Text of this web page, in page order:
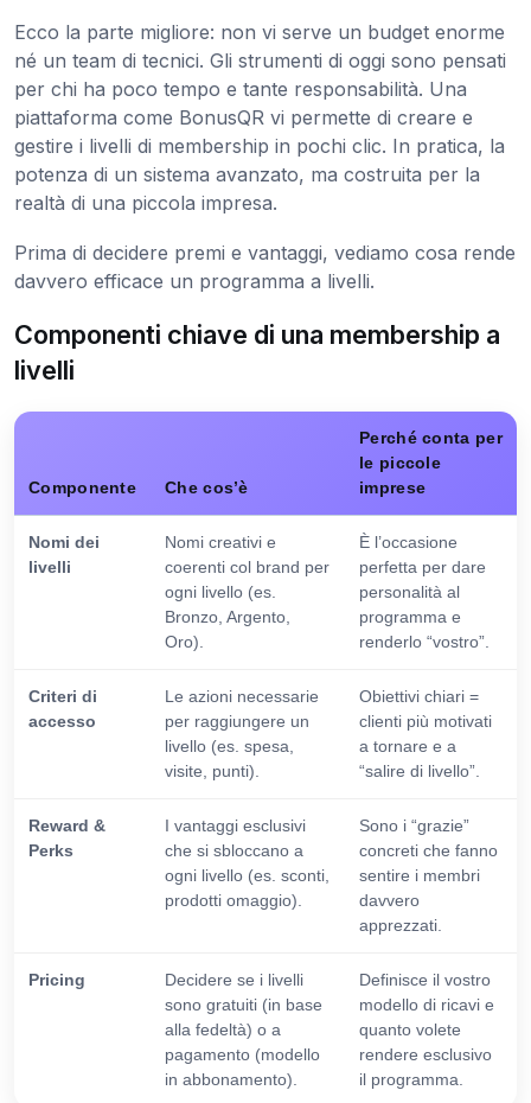
Ecco la parte migliore: non vi serve un budget enorme
né un team di tecnici. Gli strumenti di oggi sono pensati
per chi ha poco tempo e tante responsabilità. Una
piattaforma come BonusQR vi permette di creare e
gestire i livelli di membership in pochi clic. In pratica, la
potenza di un sistema avanzato, ma costruita per la
realtà di una piccola impresa.
Prima di decidere premi e vantaggi, vediamo cosa rende
davvero efficace un programma a livelli.
Componenti chiave di una membership a
livelli
Componente Che cos’è
Perché conta per
le piccole
imprese
Nomi dei
livelli
Nomi creativi e
coerenti col brand per
ogni livello (es.
Bronzo, Argento,
Oro).
È l’occasione
perfetta per dare
personalità al
programma e
renderlo “vostro”.
Criteri di
accesso
Le azioni necessarie
per raggiungere un
livello (es. spesa,
visite, punti).
Obiettivi chiari =
clienti più motivati
a tornare e a
“salire di livello”.
Reward &
Perks
I vantaggi esclusivi
che si sbloccano a
ogni livello (es. sconti,
prodotti omaggio).
Sono i “grazie”
concreti che fanno
sentire i membri
davvero
apprezzati.
Pricing
Decidere se i livelli
sono gratuiti (in base
alla fedeltà) o a
pagamento (modello
in abbonamento).
Definisce il vostro
modello di ricavi e
quanto volete
rendere esclusivo
il programma.